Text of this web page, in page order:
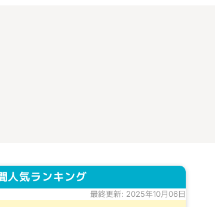
人気ランキング
最終更新: 2025年10月06日